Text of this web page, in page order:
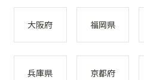
大阪府 福岡県
兵庫県 京都府